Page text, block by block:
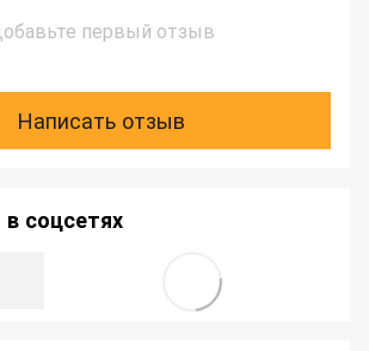
первый отзыв
Написать отзыв
соцсетях